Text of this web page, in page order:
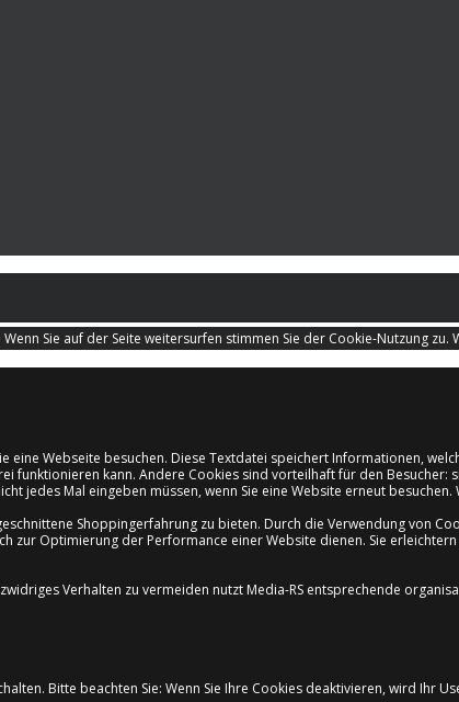
Sie auf der Seite weitersurfen stimmen Sie der Cookie-Nutzung zu.
Webseite besuchen. Diese Textdatei speichert Informationen,
funktionieren kann. Andere Cookies sind vorteilhaft für den Besucher:
jedes Mal eingeben müssen, wenn Sie eine Website erneut besuchen.
Shoppingerfahrung zu bieten. Durch die Verwendung von
zur Optimierung der Performance einer Website dienen. Sie
Verhalten zu vermeiden nutzt Media-RS entsprechende
Bitte beachten Sie: Wenn Sie Ihre Cookies deaktivieren, wird Ihr